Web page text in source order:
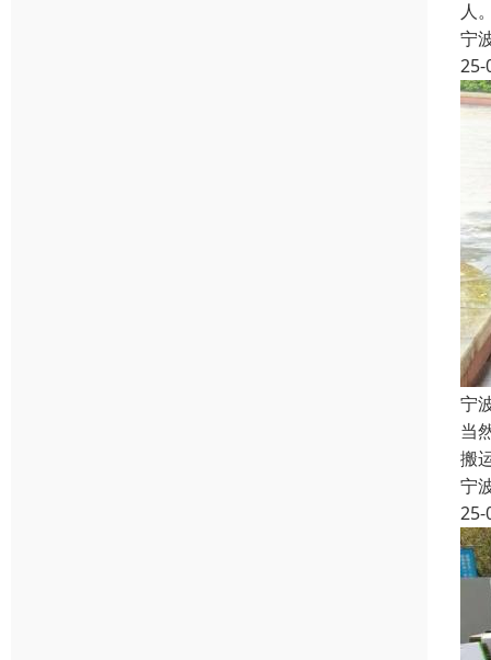
人
宁
25-
宁
当
搬
宁
25-